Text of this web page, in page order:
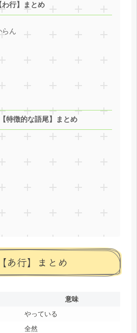
行】まとめ
らん
特徴的な語尾】まとめ
あ行】まとめ
意味
やっている
全然